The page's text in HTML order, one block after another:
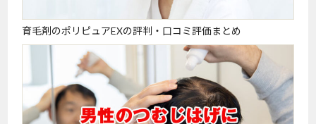
育毛剤のポリピュアEXの評判・口コミ評価まとめ